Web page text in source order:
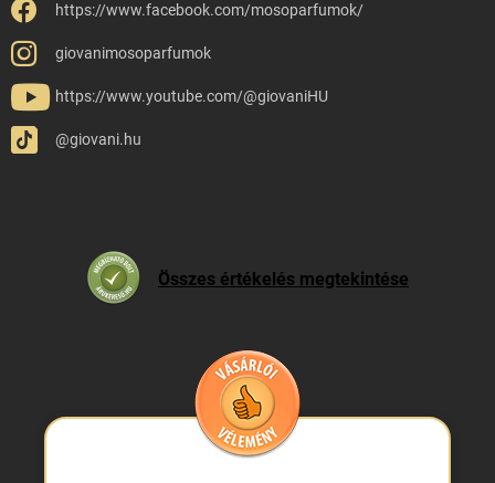
https://www.facebook.com/mosoparfumok/
giovanimosoparfumok
https://www.youtube.com/@giovaniHU
@giovani.hu
Összes értékelés megtekintése